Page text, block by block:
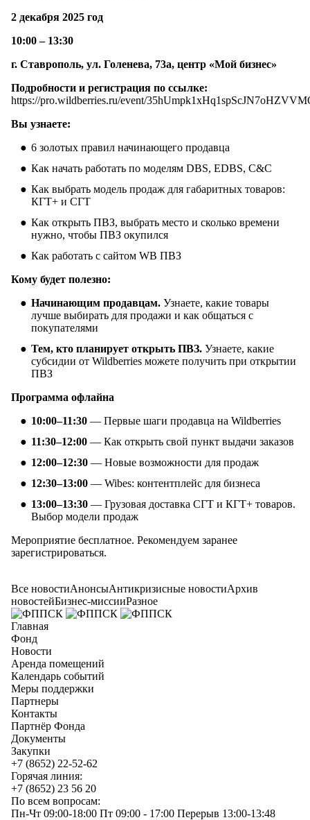
2 декабря 2025 год
10:00 – 13:30
г. Ставрополь, ул. Голенева, 73а, центр «Мой бизнес»
Подробности и регистрация по ссылке:
https://pro.wildberries.ru/event/
Вы узнаете:
6 золотых правил начинающего продавца
Как начать работать по моделям DBS, EDBS, C&C
Как выбрать модель продаж для габаритных товаров:
КГТ+ и СГТ
Как открыть ПВЗ, выбрать место и сколько времени
нужно, чтобы ПВЗ окупился
Как работать с сайтом WB ПВЗ
Кому будет полезно:
Начинающим продавцам.Узнаете, какие товары
лучше выбирать для продажи и как общаться с
покупателями
Тем, кто планирует открыть ПВЗ.Узнаете, какие
субсидии от Wildberries можете получить при открытии
ПВЗ
Программа офлайна
10:00–11:30— Первые шаги продавца на Wildberries
11:30–12:00— Как открыть свой пункт выдачи заказов
12:00–12:30— Новые возможности для продаж
12:30–13:00— Wibes: контентплейс для бизнеса
13:00–13:30— Грузовая доставка СГТ и КГТ+ товаров.
Выбор модели продаж
Мероприятие бесплатное. Рекомендуем заранее
зарегистрироваться.
Все новостиАнонсыАнтикризисные новостиАрхив
новостейБизнес-миссииРазное
Главная
Фонд
Новости
Аренда помещений
Календарь событий
Меры поддержки
Партнеры
Контакты
Партнёр Фонда
Документы
Закупки
+7 (8652) 22-52-62
Горячая линия:
+7 (8652) 23 56 20
По всем вопросам:
Пн-Чт 09:00-18:00 Пт 09:00 - 17:00 Перерыв 13:00-13:48